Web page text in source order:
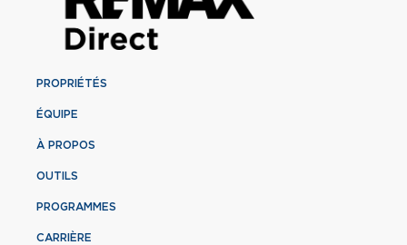
PROPRIÉTÉS
ÉQUIPE
À PROPOS
OUTILS
PROGRAMMES
CARRIÈRE